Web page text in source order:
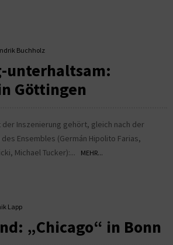
Buchholz
unterhaltsam:
Göttingen
Inszenierung gehört, gleich nach der
Ensembles (Germán Hipolito Farias,
Michael Tucker):...
MEHR...
Lapp
„Chicago“ in Bonn